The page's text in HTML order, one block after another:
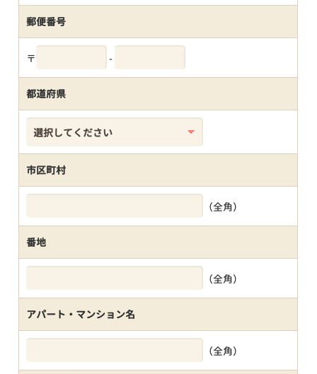
郵便番号
〒 -
都道府県
市区町村
（全角）
番地
（全角）
アパート・マンション名
（全角）